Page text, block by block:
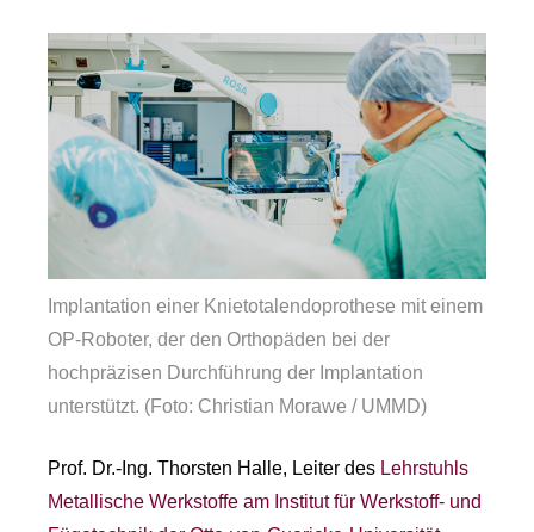
Implantation einer Knietotalendoprothese mit einem
OP-Roboter, der den Orthopäden bei der
hochpräzisen Durchführung der Implantation
unterstützt. (Foto: Christian Morawe / UMMD)
Prof. Dr.-Ing. Thorsten Halle, Leiter des Lehrstuhls
Metallische Werkstoffe am Institut für Werkstoff- und